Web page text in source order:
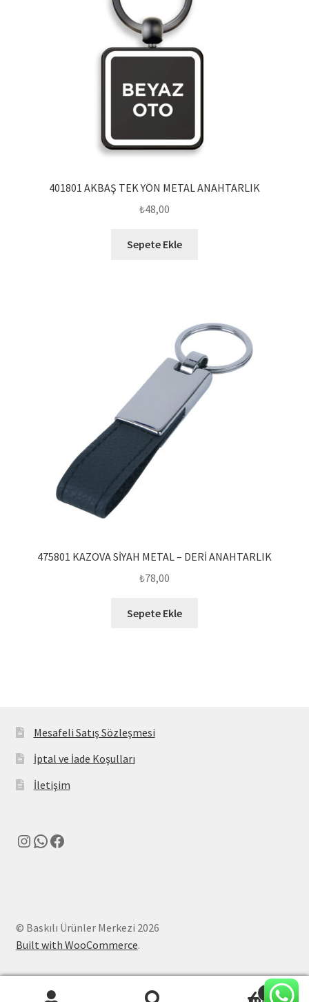
401801 AKBAŞ TEK YÖN METAL ANAHTARLIK
₺48,00
Sepete Ekle
475801 KAZOVA SİYAH METAL – DERİ ANAHTARLIK
₺78,00
Sepete Ekle
Mesafeli Satış Sözleşmesi
İptal ve İade Koşulları
İletişim
Instagram
WhatsApp
Facebook
© Baskılı Ürünler Merkezi 2026
Built with WooCommerce.